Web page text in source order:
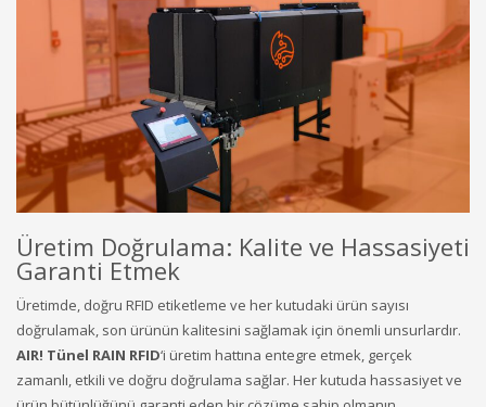
Üretim Doğrulama: Kalite ve Hassasiyeti
Garanti Etmek
Üretimde, doğru RFID etiketleme ve her kutudaki ürün sayısı
doğrulamak, son ürünün kalitesini sağlamak için önemli unsurlardır.
AIR! Tünel RAIN RFID‘i üretim hattına entegre etmek, gerçek
zamanlı, etkili ve doğru doğrulama sağlar. Her kutuda hassasiyet ve